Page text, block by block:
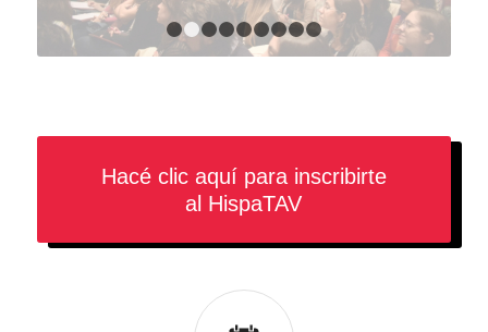
1 2 3 5 6 7 8 9
Hacé clic aquí para inscribirte
al HispaTAV